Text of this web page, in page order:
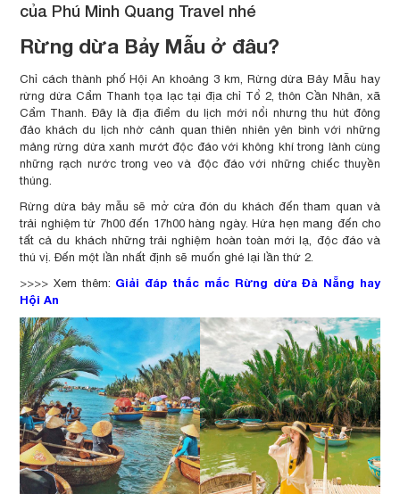
của Phú Minh Quang Travel nhé
Rừng dừa Bảy Mẫu ở đâu?
Chỉ cách thành phố Hội An khoảng 3 km, Rừng dừa Bảy Mẫu hay
rừng dừa Cẩm Thanh tọa lạc tại địa chỉ Tổ 2, thôn Cần Nhân, xã
Cẩm Thanh. Đây là địa điểm du lịch mới nổi nhưng thu hút đông
đảo khách du lịch nhờ cảnh quan thiên nhiên yên bình với những
mảng rừng dừa xanh mướt độc đáo với không khí trong lành cùng
những rạch nước trong veo và độc đáo với những chiếc thuyền
thúng.
Rừng dừa bảy mẫu sẽ mở cửa đón du khách đến tham quan và
trải nghiệm từ 7h00 đến 17h00 hàng ngày. Hứa hẹn mang đến cho
tất cả du khách những trải nghiệm hoàn toàn mới lạ, độc đáo và
thú vị. Đến một lần nhất định sẽ muốn ghé lại lần thứ 2.
>>>> Xem thêm: Giải đáp thắc mắc Rừng dừa Đà Nẵng hay
Hội An